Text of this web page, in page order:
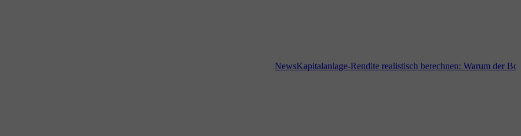
NewsKapitalanlage-Rendite realistisch berechnen: Warum der